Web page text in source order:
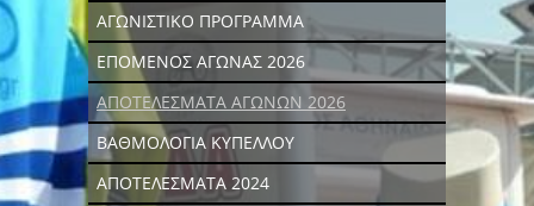
ΑΓΩΝΙΣΤΙΚΟ ΠΡΟΓΡΑΜΜΑ
ΕΠΟΜΕΝΟΣ ΑΓΩΝΑΣ 2026
ΑΠΟΤΕΛΕΣΜΑΤΑ ΑΓΩΝΩΝ 2026
ΒΑΘΜΟΛΟΓΙΑ ΚΥΠΕΛΛΟΥ
ΑΠΟΤΕΛΕΣΜΑΤΑ 2024